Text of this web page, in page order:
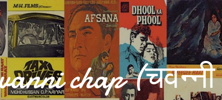
Skip to main content
chap